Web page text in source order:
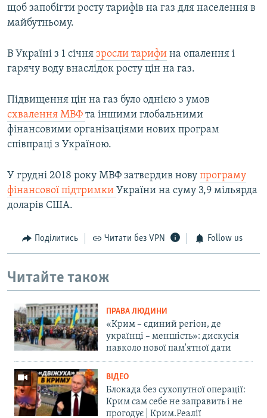
щоб запобігти росту тарифів на газ для населення в
майбутньому.
В Україні з 1 січня зросли тарифи на опалення і
гарячу воду внаслідок росту цін на газ.
Підвищення цін на газ було однією з умов
схвалення МВФ та іншими глобальними
фінансовими організаціями нових програм
співпраці з Україною.
У грудні 2018 року МВФ затвердив нову програму
фінансової підтримки України на суму 3,9 мільярда
доларів США.
Поділитись Читати без VPN Follow us
Читайте також
ПРАВА ЛЮДИНИ
«Крим – єдиний регіон, де
українці – меншість»: дискусія
навколо нової пам'ятної дати
ВІДЕО
Блокада без сухопутної операції:
Крим сам себе не заправить і не
прогодує | Крим.Реалії